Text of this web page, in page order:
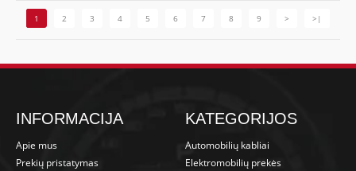
1 2 3 4 5 6 7 8 9 > >|
INFORMACIJA
Apie mus
Prekių pristatymas
KATEGORIJOS
Automobilių kabliai
Elektromobilių prekės